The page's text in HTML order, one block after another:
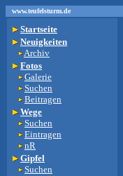
www.teufelsturm.de
Startseite
Neuigkeiten
Archiv
Fotos
Galerie
Suchen
Beitragen
Wege
Suchen
Eintragen
nR
Gipfel
Suchen